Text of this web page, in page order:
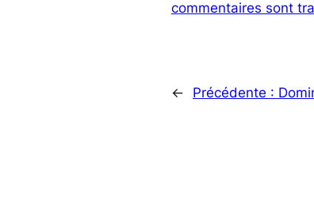
commentaires sont
← Précédente :